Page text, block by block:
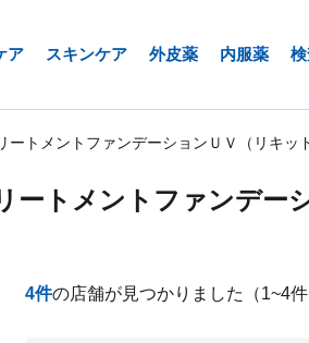
ア スキンケア 外皮薬 内服薬
トメントファンデーションＵＶ（リキ
トメントファンデー
4件の店舗が見つかりました （1~4件